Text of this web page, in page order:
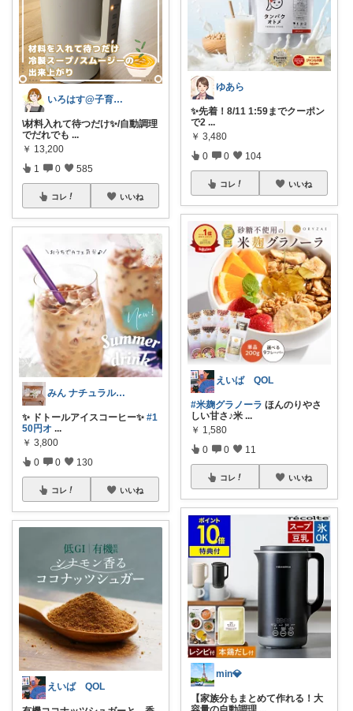
いろはす@子育て＊キッチン
\材料入れて待つだけ✨/自動調理
でだれでも ...
￥ 13,200
1 0 585
コレ いいね
みん ナチュラル✨♡*:.｡.
✨ ドトールアイスコーヒー✨ #1
50円オ ...
￥ 3,800
0 0 130
コレ いいね
えいば QOL
ゆあら
✨先着！8/11 1:59までクーポン
で2 ...
￥ 3,480
0 0 104
コレ いいね
えいば QOL
#米麹グラノーラ ほんのりやさ
しい甘さ♪米 ...
￥ 1,580
0 0 11
コレ いいね
min💎
【家族分もまとめて作れる！大